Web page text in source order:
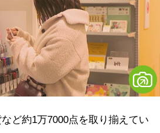
ど約1万7000点を取り揃えてい